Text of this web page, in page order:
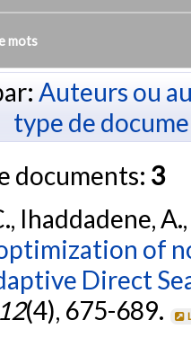
mots
Auteurs ou
type de
documents: 3
Ihaddadene,
of
Direct
12(4), 675-689.